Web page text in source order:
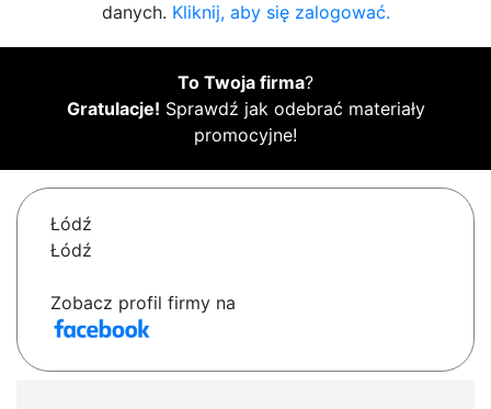
danych. Kliknij, aby się zalogować.
To Twoja firma?
Gratulacje! Sprawdź jak odebrać materiały
promocyjne!
Łódź
Łódź
Zobacz profil firmy na